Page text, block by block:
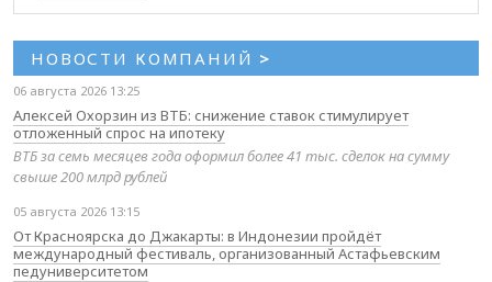
НОВОСТИ КОМПАНИЙ >
06 августа 2026 13:25
Алексей Охорзин из ВТБ: снижение ставок стимулирует
отложенный спрос на ипотеку
ВТБ за семь месяцев года оформил более 41 тыс. сделок на сумму
свыше 200 млрд рублей
05 августа 2026 13:15
От Красноярска до Джакарты: в Индонезии пройдёт
международный фестиваль, организованный Астафьевским
педуниверситетом